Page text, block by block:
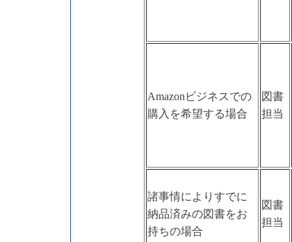
Amazonビジネスでの
購入を希望する場合
図書
担当
諸事情によりすでに
納品済みの図書をお
持ちの場合
図書
担当